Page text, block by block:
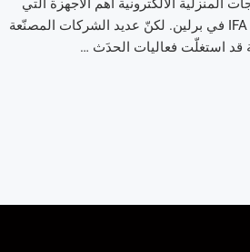
المنزلية الالكترونية أهم الأجهزة التي
يقدّمها معرض IFA في برلين. لكنّ عديد الشركات المصنّعة
قد استغلّت فعاليات الحدَث …